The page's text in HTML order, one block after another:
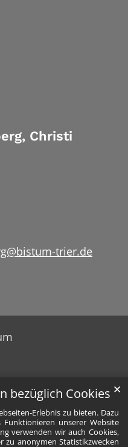
bezüglich Cookies
Erlebnis zu bieten. Dazu
unserer Website
verwenden wir auch Cookies,
zu anonymen Statistikzwecken
✕
Christi
trier.de